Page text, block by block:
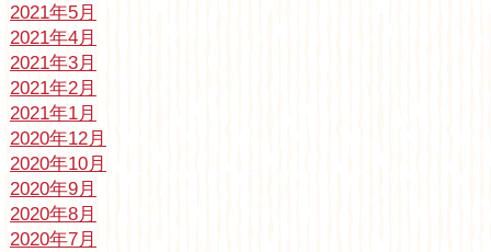
2021年5月
2021年4月
2021年3月
2021年2月
2021年1月
2020年12月
2020年10月
2020年9月
2020年8月
2020年7月